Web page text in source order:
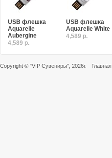
USB флешка
Aquarelle
Aubergine
4,589 р.
USB флешка
Aquarelle White
4,589 р.
Copyright © "VIP Сувениры" , 2026г. Главная